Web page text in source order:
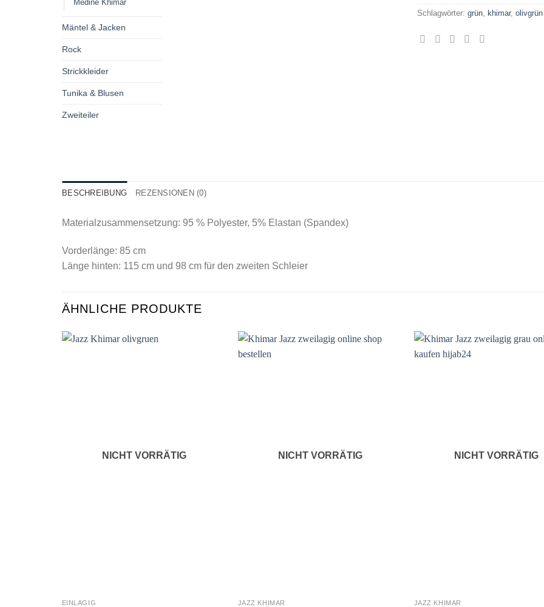
Medine Khimar
Mäntel & Jacken
Rock
Strickkleider
Tunika & Blusen
Zweiteiler
Schlagwörter: grün, khimar, olivgrün
BESCHREIBUNG REZENSIONEN (0)
Materialzusammensetzung: 95 % Polyester, 5% Elastan (Spandex)
Vorderlänge: 85 cm
Länge hinten: 115 cm und 98 cm für den zweiten Schleier
ÄHNLICHE PRODUKTE
NICHT VORRÄTIG
EINLAGIG
NICHT VORRÄTIG
JAZZ KHIMAR
NICHT VORRÄTIG
JAZZ KHIMAR